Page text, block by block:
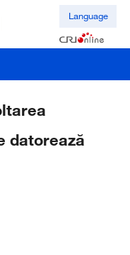
Language
datorează